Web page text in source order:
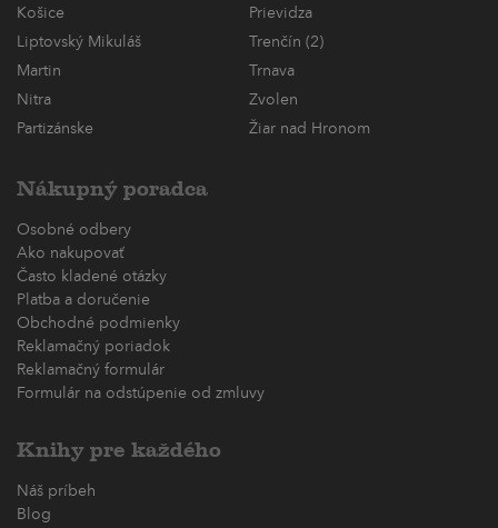
Košice
Prievidza
Liptovský Mikuláš
Trenčín (2)
Martin
Trnava
Nitra
Zvolen
Partizánske
Žiar nad Hronom
Nákupný poradca
Osobné odbery
Ako nakupovať
Často kladené otázky
Platba a doručenie
Obchodné podmienky
Reklamačný poriadok
Reklamačný formulár
Formulár na odstúpenie od zmluvy
Knihy pre každého
Náš príbeh
Blog